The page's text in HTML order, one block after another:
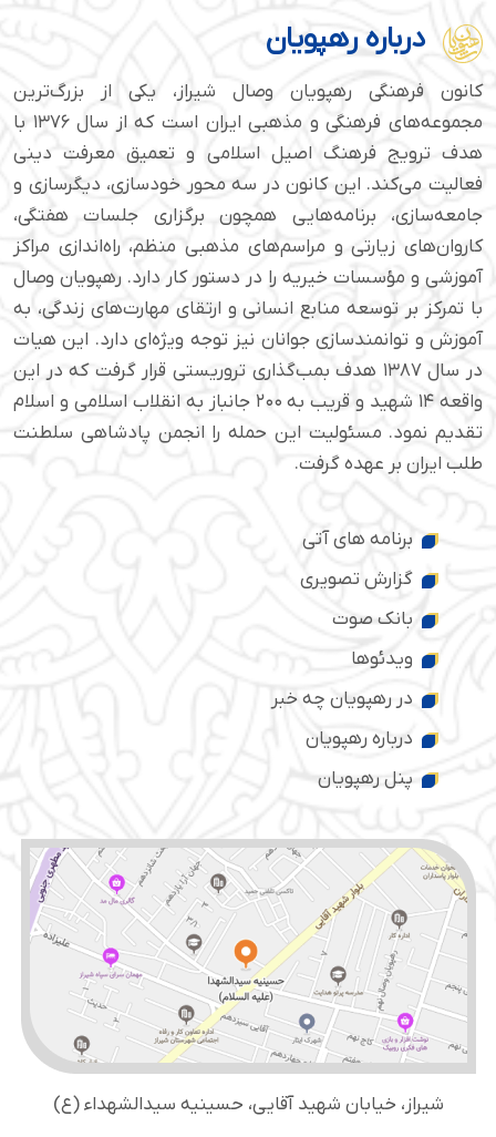
درباره رهپویان
کانون فرهنگی رهپویان وصال شیراز، یکی از بزرگ‌ترین
مجموعه‌های فرهنگی و مذهبی ایران است که از سال ۱۳۷۶ با
هدف ترویج فرهنگ اصیل اسلامی و تعمیق معرفت دینی
فعالیت می‌کند. این کانون در سه محور خودسازی، دیگرسازی و
جامعه‌سازی، برنامه‌هایی همچون برگزاری جلسات هفتگی،
کاروان‌های زیارتی و مراسم‌های مذهبی منظم، راه‌اندازی مراکز
آموزشی و مؤسسات خیریه را در دستور کار دارد. رهپویان وصال
با تمرکز بر توسعه منابع انسانی و ارتقای مهارت‌های زندگی، به
آموزش و توانمندسازی جوانان نیز توجه ویژه‌ای دارد. این هیات
در سال ۱۳۸۷ هدف بمب‌گذاری تروریستی قرار گرفت که در این
واقعه ۱۴ شهید و قریب به ۲۰۰ جانباز به انقلاب اسلامی و اسلام
تقدیم نمود. مسئولیت این حمله را انجمن پادشاهی سلطنت
طلب ایران بر عهده گرفت.
برنامه های آتی
گزارش تصویری
بانک صوت
ویدئوها
در رهپویان چه خبر
درباره رهپویان
پنل رهپویان
شیراز، خیابان شهید آقایی، حسینیه سید‌الشهداء (ع)